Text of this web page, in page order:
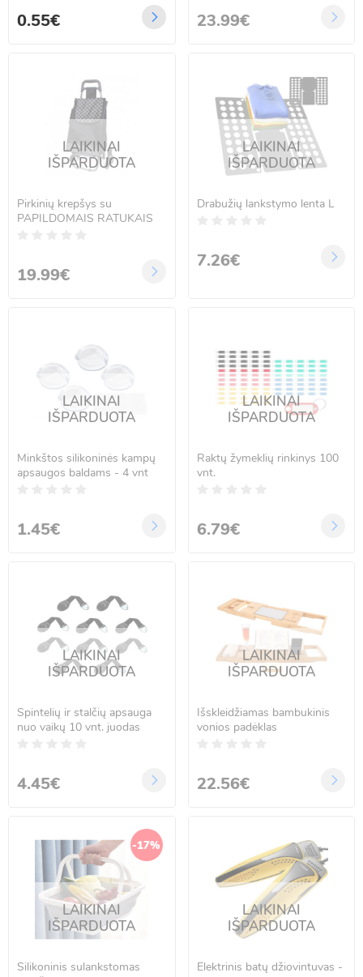
0.55€ 23.99€
LAIKINAI
IŠPARDUOTA
Pirkinių krepšys su
PAPILDOMAIS RATUKAIS
19.99€
LAIKINAI
IŠPARDUOTA
Drabužių lankstymo lenta L
7.26€
LAIKINAI
IŠPARDUOTA
Minkštos silikoninės kampų
apsaugos baldams - 4 vnt
1.45€
LAIKINAI
IŠPARDUOTA
Raktų žymeklių rinkinys 100
vnt.
6.79€
LAIKINAI
IŠPARDUOTA
Spintelių ir stalčių apsauga
nuo vaikų 10 vnt. juodas
4.45€
LAIKINAI
IŠPARDUOTA
Išskleidžiamas bambukinis
vonios padėklas
22.56€
-17%
LAIKINAI
IŠPARDUOTA
Silikoninis sulankstomas
LAIKINAI
IŠPARDUOTA
Elektrinis batų džiovintuvas -